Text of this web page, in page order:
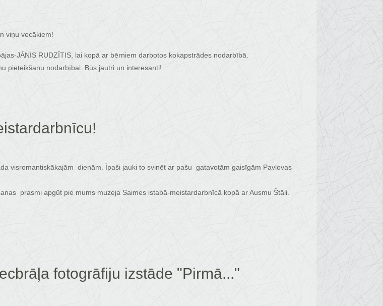
viņu vecākiem!
JĀNIS RUDZĪTIS, lai kopā ar bērniem darbotos kokapstrādes nodarbībā.
pieteikšanu nodarbībai. Būs jautri un interesanti!
visromantiskākajām dienām. Īpaši jauki to svinēt ar pašu gatavotām gaisīgām Pavlovas
prasmi apgūt pie mums muzeja Saimes istabā-meistardarbnīcā kopā ar Ausmu Štāli.
fotogrāfiju izstāde "Pirmā..."